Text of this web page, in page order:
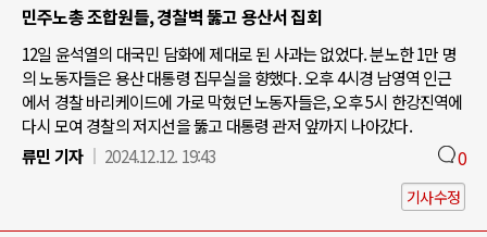
민주노총 조합원들, 경찰벽 뚫고 용산서 집회
12일 윤석열의 대국민 담화에 제대로 된 사과는 없었다. 분노한 1만 명
의 노동자들은 용산 대통령 집무실을 향했다. 오후 4시경 남영역 인근
에서 경찰 바리케이드에 가로 막혔던 노동자들은, 오후 5시 한강진역에
다시 모여 경찰의 저지선을 뚫고 대통령 관저 앞까지 나아갔다.
류민 기자
2024.12.12. 19:43 0
기사수정